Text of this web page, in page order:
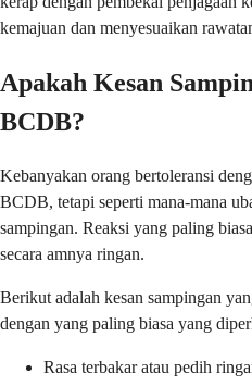
kemajuan dan menyesuaikan
Apakah Kesan
BCDB?
Kebanyakan orang bertoleransi
BCDB, tetapi seperti mana-mana
sampingan. Reaksi yang paling
secara amnya ringan.
Berikut adalah kesan sampingan
dengan yang paling biasa yang
Rasa terbakar atau pedih